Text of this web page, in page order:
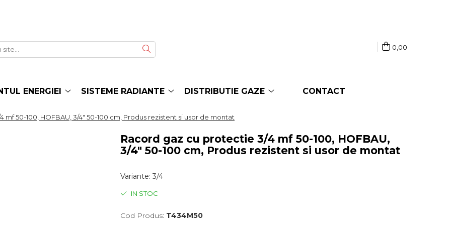
0,00
ENERGIEI SISTEME RADIANTE DISTRIBUTIE GAZE CONTACT
50-100, HOFBAU, 3/4" 50-100 cm, Produs rezistent si usor de montat
Racord gaz cu protectie 3/4 mf 50-100, HOFBAU,
3/4" 50-100 cm, Produs rezistent si usor de montat
Variante: 3/4
IN STOC
Cod Produs: T434M50